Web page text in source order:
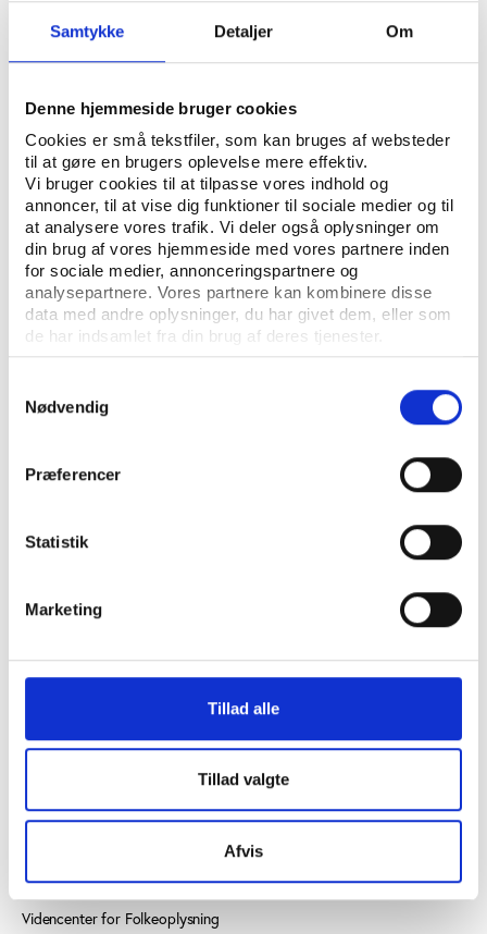
Samtykke Detaljer Om
Denne hjemmeside bruger cookies
Cookies er små tekstfiler, som kan bruges af websteder
til at gøre en brugers oplevelse mere effektiv.
Vi bruger cookies til at tilpasse vores indhold og
annoncer, til at vise dig funktioner til sociale medier og til
at analysere vores trafik. Vi deler også oplysninger om
din brug af vores hjemmeside med vores partnere inden
for sociale medier, annonceringspartnere og
analysepartnere. Vores partnere kan kombinere disse
data med andre oplysninger, du har givet dem, eller som
de har indsamlet fra din brug af deres tjenester.
Nødvendig
Præferencer
Statistik
Marketing
Tillad alle
Tillad valgte
Afvis
UNIVERSITETSFORLAG
ISBN: 87-7838-340-4
Eksemplarfremstilling af papirkopier/prints fra
Idrætshistorisk Årbog til undervisningsbrug på
uddannelsesinstitutioner og intern administrativ brug
er tilladt efter aftale med COPY-DAN Tekst & Node.
Eksemplarfremstillingen skal ske inden for aftalens
begrænsninger.
+45 3266 1030
Læs mere om instituttet
SE OGSÅ
Videncenter for Folkeoplysning